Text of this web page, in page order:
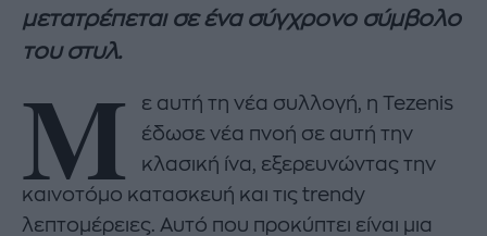
μετατρέπεται σε ένα σύγχρονο σύμβολο
του στυλ.
Μ
ε αυτή τη νέα συλλογή, η Tezenis
έδωσε νέα πνοή σε αυτή την
κλασική ίνα, εξερευνώντας την
καινοτόμο κατασκευή και τις trendy
λεπτομέρειες. Αυτό που προκύπτει είναι μια